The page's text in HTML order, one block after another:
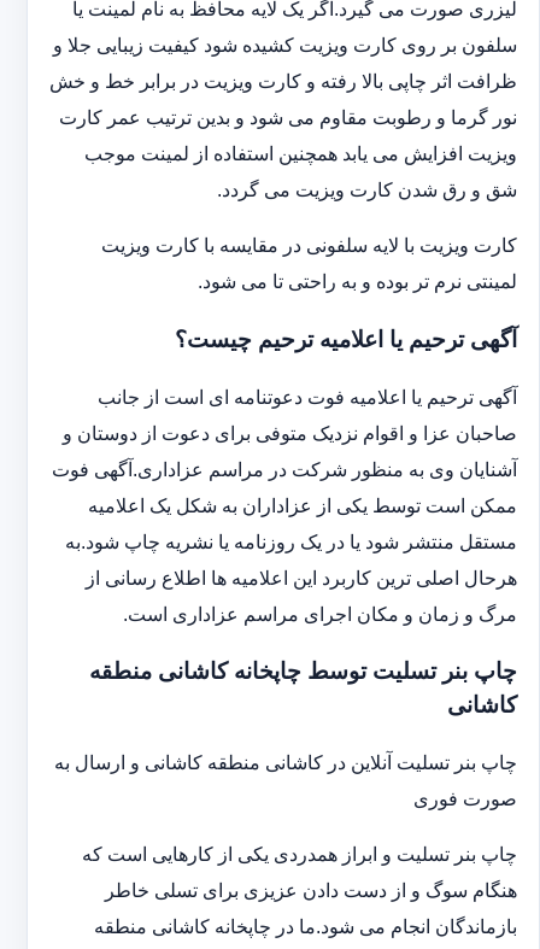
لیزری صورت می گیرد.اگر یک لایه محافظ به نام لمینت یا
سلفون بر روی کارت ویزیت کشیده شود کیفیت زیبایی جلا و
ظرافت اثر چاپی بالا رفته و کارت ویزیت در برابر خط و خش
نور گرما و رطوبت مقاوم می شود و بدین ترتیب عمر کارت
ویزیت افزایش می یابد همچنین استفاده از لمینت موجب
شق و رق شدن کارت ویزیت می گردد.
کارت ویزیت با لایه سلفونی در مقایسه با کارت ویزیت
لمینتی نرم تر بوده و به راحتی تا می شود.
آگهی ترحیم یا اعلامیه ترحیم چیست؟
آگهی ترحیم یا اعلامیه فوت دعوتنامه ای است از جانب
صاحبان عزا و اقوام نزدیک متوفی برای دعوت از دوستان و
آشنایان وی به منظور شرکت در مراسم عزاداری.آگهی فوت
ممکن است توسط یکی از عزاداران به شکل یک اعلامیه
مستقل منتشر شود یا در یک روزنامه یا نشریه چاپ شود.به
هرحال اصلی ترین کاربرد این اعلامیه ها اطلاع رسانی از
مرگ و زمان و مکان اجرای مراسم عزاداری است.
چاپ بنر تسلیت توسط چاپخانه کاشانی منطقه
کاشانی
چاپ بنر تسلیت آنلاین در کاشانی منطقه کاشانی و ارسال به
صورت فوری
چاپ بنر تسلیت و ابراز همدردی یکی از کارهایی است که
هنگام سوگ و از دست دادن عزیزی برای تسلی خاطر
بازماندگان انجام می شود.ما در چاپخانه کاشانی منطقه